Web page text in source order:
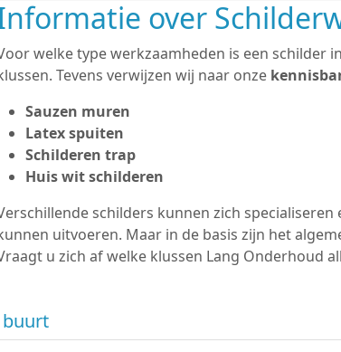
over
welke type werkzaamheden is een schilder
Tevens verwijzen wij naar onze
Sauzen muren
Latex spuiten
Schilderen trap
Huis wit schilderen
schilders kunnen zich
uitvoeren. Maar in de basis zijn het
u zich af welke klussen Lang Onderhoud
buurt